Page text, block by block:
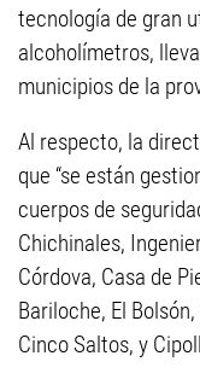
tecnología de gran
alcoholímetros,
municipios de la
Al respecto, la
que “se están
cuerpos de
Chichinales,
Córdova, Casa de
Bariloche, El
Cinco Saltos, y